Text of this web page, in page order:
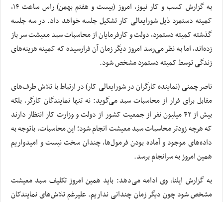
به گزارش کسب و کار نیوز، امروز (بیست و هفتم بهمن) راس ساعت ۱۴،
کمیته دستمزد ذیل شورایعالی کار تشکیل جلسه خواهد داد. در سه جلسه
گذشته کمیته دستمزد، دولت و کارفرمایان از محاسبات سبد معیشت سر باز
زده‌اند، اما به نظر می‌رسد امروز دیگر زمان آن فرارسیده که کمینه هزینه‌های
زندگی توسط کمیته دستمزد مشخص شود.
ناصر چمنی (نماینده کارگران در شورایعالی کار) در ارتباط با تلاش طرف‌های
مقابل برای فرار از محاسبات سبد می‌گوید: نه تنها نمایندگان کارگر، بلکه
بیش از ۴۲ میلیون نفر از جمعیت کشور از دولت و وزارت کار انتظار دارند
که هرچه زودتر محاسبات سبد معیشت انجام شود؛ این محاسبات، باتوجه به
داده‌های موجود و آماده بودن فرمول‌ها، چندان سخت نیست و امیدواریم
همین امروز به سرانجام برسد.
به گزارش ایلنا، وی ادامه می‌دهد: باید همین امروز تکلیف سبد معیشت
مشخص شود چون دیگر زمان چندانی نداریم. علیرغم تلاش‌های نمایندکان